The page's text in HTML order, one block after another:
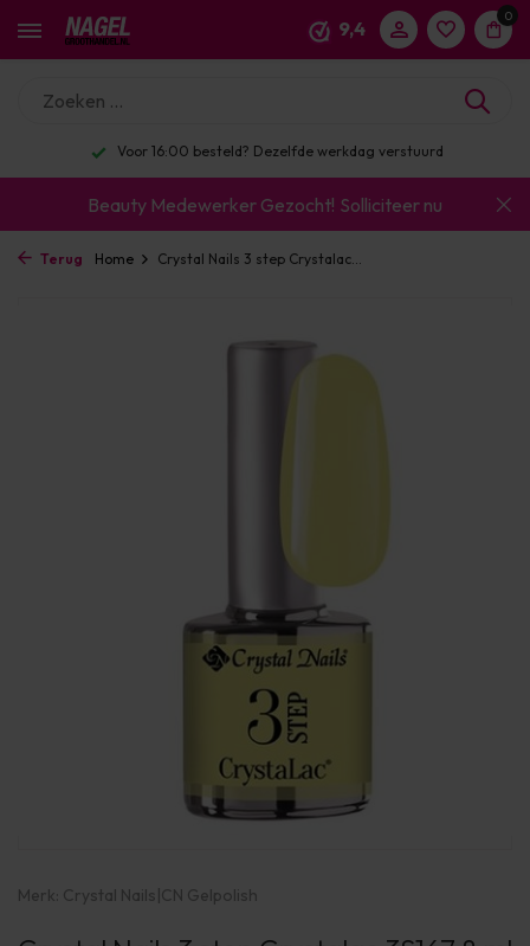
9,4
0
Voor 16:00 besteld? Dezelfde werkdag verstuurd
Beauty Medewerker Gezocht! Solliciteer nu
Terug Home Crystal Nails 3 step Crystalac...
Merk: Crystal Nails|CN Gelpolish